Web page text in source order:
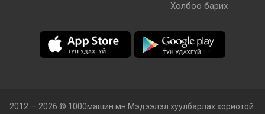
Холбоо барих
2012 — 2026 © 1000машин.мн Мэдээлэл хуулбарлах хориотой.